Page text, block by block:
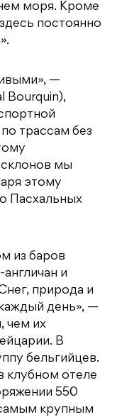
моря. Кроме
постоянно
—
Bourquin),
трассам без
склонов мы
этому
Пасхальных
из баров
и
природа и
день», —
чем их
В
бельгийцев.
клубном отеле
550
самым крупным